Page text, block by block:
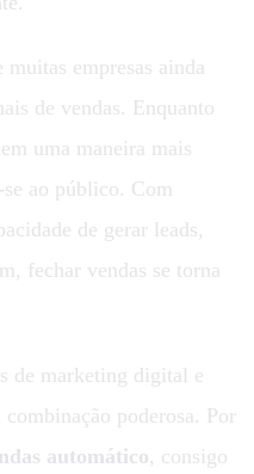
empresas ainda
de vendas. Enquanto
uma maneira mais
ao público. Com
de gerar leads,
fechar vendas se torna
de marketing digital e
poderosa. Por
automático, consigo